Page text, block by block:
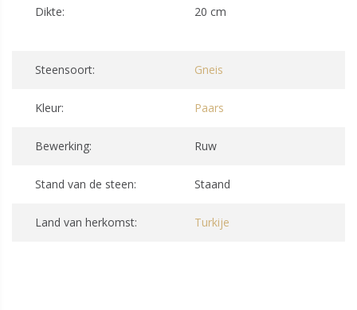
Dikte: 20 cm
Steensoort: Gneis
Kleur: Paars
Bewerking: Ruw
Stand van de steen: Staand
Land van herkomst: Turkije